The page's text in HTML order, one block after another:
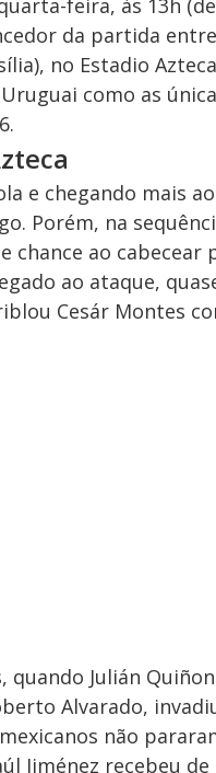
feira, às 13h
da partida
no Estadio
como as
e chegando mais
Porém, na
chance ao cabecear
ao ataque,
Cesár Montes
quando Julián
Alvarado,
não
Jiménez recebeu